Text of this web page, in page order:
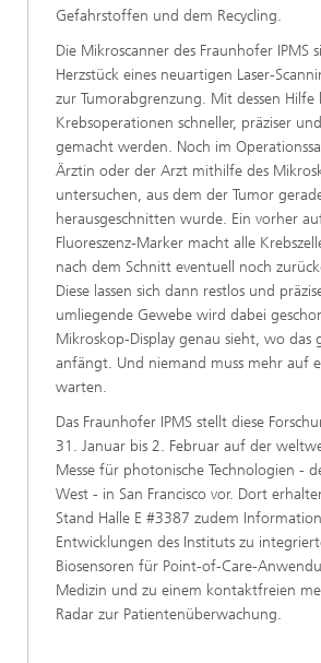
Gefahrstoffen und dem Recycling.
Die Mikroscanner des Fraunhofer IPMS
Herzstück eines neuartigen Laser-
zur Tumorabgrenzung. Mit dessen Hilfe
Krebsoperationen schneller, präziser
gemacht werden. Noch im
Ärztin oder der Arzt mithilfe des
untersuchen, aus dem der Tumor
herausgeschnitten wurde. Ein vorher
Fluoreszenz-Marker macht alle
nach dem Schnitt eventuell noch
Diese lassen sich dann restlos und
umliegende Gewebe wird dabei
Mikroskop-Display genau sieht, wo das
anfängt. Und niemand muss mehr auf
warten.
Das Fraunhofer IPMS stellt diese
31. Januar bis 2. Februar auf der
Messe für photonische Technologien -
West - in San Francisco vor. Dort
Stand Halle E #3387 zudem
Entwicklungen des Instituts zu
Biosensoren für Point-of-Care-
Medizin und zu einem kontaktfreien
Radar zur Patientenüberwachung.